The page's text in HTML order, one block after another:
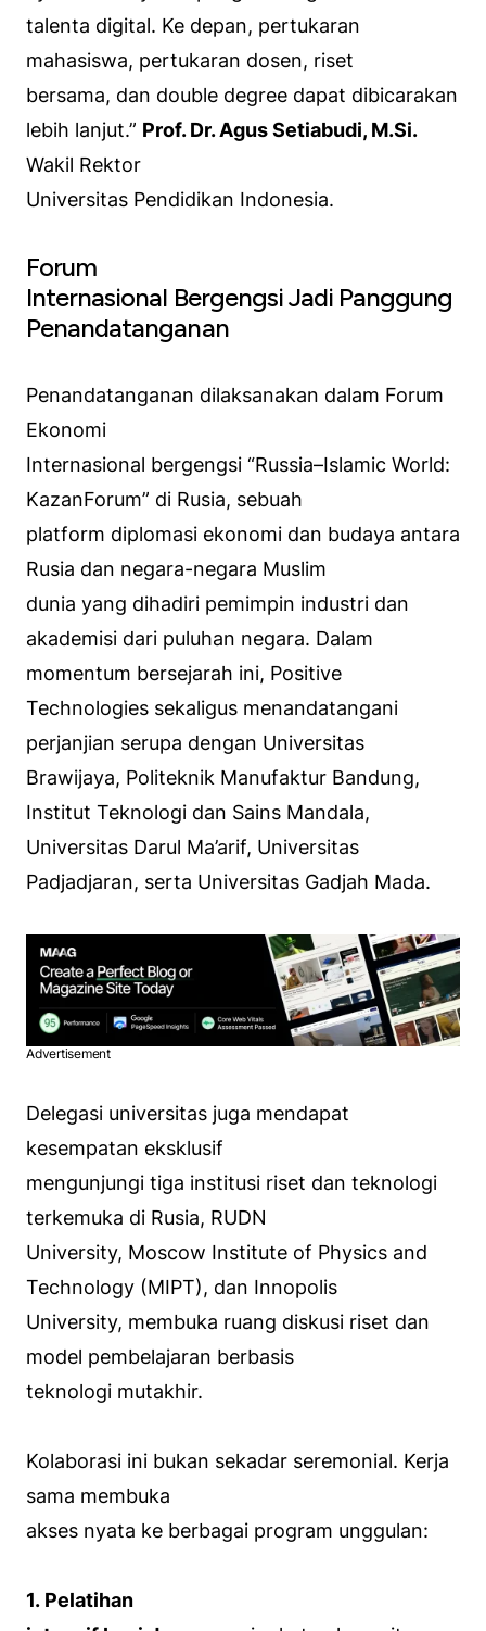
talenta digital. Ke depan, pertukaran
mahasiswa, pertukaran dosen, riset
bersama, dan double degree dapat dibicarakan
lebih lanjut.” Prof. Dr. Agus Setiabudi, M.Si.
Wakil Rektor
Universitas Pendidikan Indonesia.
Forum
Internasional Bergengsi Jadi Panggung
Penandatanganan
Penandatanganan dilaksanakan dalam Forum
Ekonomi
Internasional bergengsi “Russia–Islamic World:
KazanForum” di Rusia, sebuah
platform diplomasi ekonomi dan budaya antara
Rusia dan negara-negara Muslim
dunia yang dihadiri pemimpin industri dan
akademisi dari puluhan negara. Dalam
momentum bersejarah ini, Positive
Technologies sekaligus menandatangani
perjanjian serupa dengan Universitas
Brawijaya, Politeknik Manufaktur Bandung,
Institut Teknologi dan Sains Mandala,
Universitas Darul Ma’arif, Universitas
Padjadjaran, serta Universitas Gadjah Mada.
Advertisement
Delegasi universitas juga mendapat
kesempatan eksklusif
mengunjungi tiga institusi riset dan teknologi
terkemuka di Rusia, RUDN
University, Moscow Institute of Physics and
Technology (MIPT), dan Innopolis
University, membuka ruang diskusi riset dan
model pembelajaran berbasis
teknologi mutakhir.
Kolaborasi ini bukan sekadar seremonial. Kerja
sama membuka
akses nyata ke berbagai program unggulan:
1. Pelatihan